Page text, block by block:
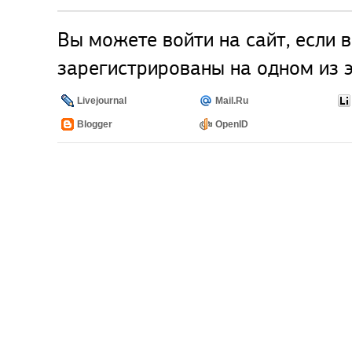
Вы можете войти на сайт, если
зарегистрированы на одном из
Livejournal Mail.Ru
Blogger OpenID